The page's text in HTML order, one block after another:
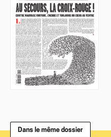
Dans le même dossier